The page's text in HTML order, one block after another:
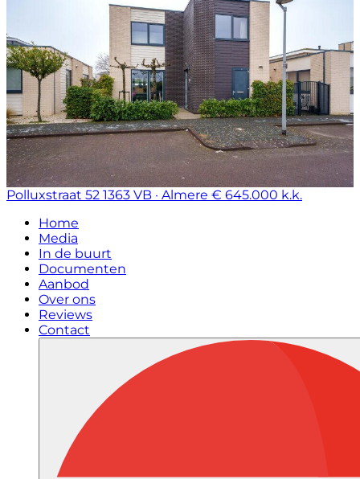
Polluxstraat 52 1363 VB · Almere € 645.000 k.k.
Home
Media
In de buurt
Documenten
Aanbod
Over ons
Reviews
Contact